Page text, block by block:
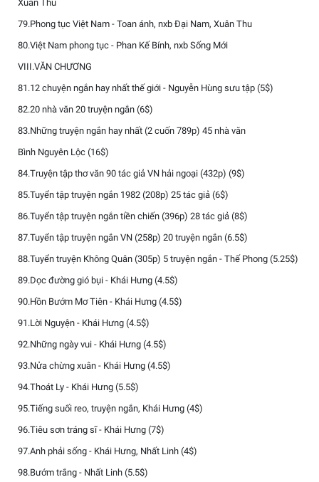
Xuân Thu
79.Phong tục Việt Nam - Toan ánh, nxb Đại Nam, Xuân Thu
80.Việt Nam phong tục - Phan Kế Bính, nxb Sống Mới
VIII.VĂN CHƯƠNG
81.12 chuyện ngắn hay nhất thế giới - Nguyễn Hùng sưu tập (5$)
82.20 nhà văn 20 truyện ngắn (6$)
83.Những truyện ngắn hay nhất (2 cuốn 789p) 45 nhà văn
Bình Nguyên Lộc (16$)
84.Truyện tập thơ văn 90 tác giả VN hải ngoại (432p) (9$)
85.Tuyển tập truyện ngắn 1982 (208p) 25 tác giả (6$)
86.Tuyển tập truyện ngắn tiền chiến (396p) 28 tác giả (8$)
87.Tuyển tập truyện ngắn VN (258p) 20 truyện ngắn (6.5$)
88.Tuyển truyện Không Quân (305p) 5 truyện ngắn - Thế Phong (5.25$)
89.Dọc đường gió bụi - Khái Hưng (4.5$)
90.Hồn Bướm Mơ Tiên - Khái Hưng (4.5$)
91.Lời Nguyện - Khái Hưng (4.5$)
92.Những ngày vui - Khái Hưng (4.5$)
93.Nửa chừng xuân - Khái Hưng (4.5$)
94.Thoát Ly - Khái Hưng (5.5$)
95.Tiếng suối reo, truyện ngắn, Khái Hưng (4$)
96.Tiêu sơn tráng sĩ - Khái Hưng (7$)
97.Anh phải sống - Khái Hưng, Nhất Linh (4$)
98.Bướm trắng - Nhất Linh (5.5$)